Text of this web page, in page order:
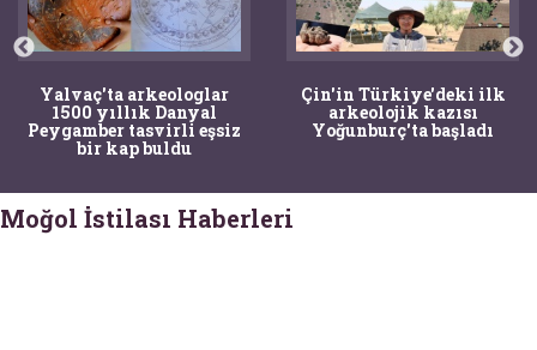
Yalvaç'ta arkeologlar
1500 yıllık Danyal
Peygamber tasvirli eşsiz
bir kap buldu
Çin'in Türkiye'deki ilk
arkeolojik kazısı
Yoğunburç'ta başladı
Moğol İstilası Haberleri